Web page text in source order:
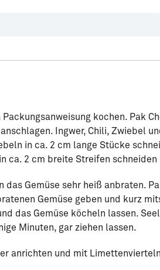
kochen. Pak
Ingwer, Chili, Zwiebel
in ca. 2 cm lange Stücke
ca. 2 cm breite Streifen
das Gemüse sehr heiß anbraten.
Gemüse geben und kurz
das Gemüse köcheln lassen.
Minuten, gar ziehen lassen.
anrichten und mit